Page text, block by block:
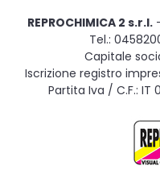
REPROCHIMICA 2 s.r.l.
Tel.:
Capitale
Iscrizione registro
Partita Iva / C.F.: IT